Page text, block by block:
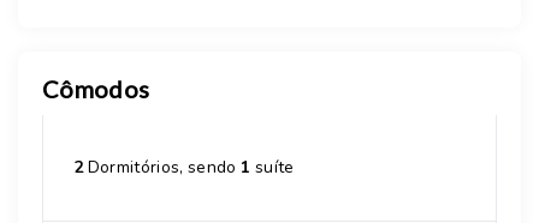
Cômodos
2Dormitórios, sendo 1 suíte